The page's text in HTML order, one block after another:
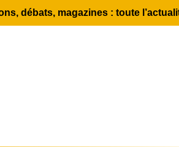
débats, magazines : toute